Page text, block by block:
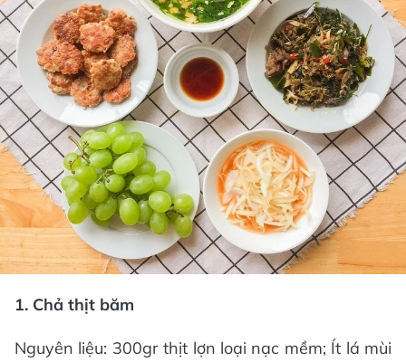
1. Chả thịt băm
Nguyên liệu: 300gr thịt lợn loại nạc mềm; Ít lá mùi